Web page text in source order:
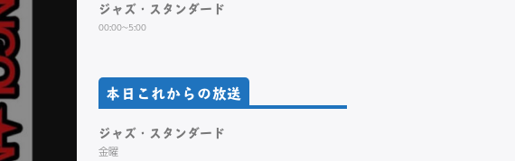
ジャズ・スタンダード
00:00~5:00
本日これからの放送
ジャズ・スタンダード
金曜